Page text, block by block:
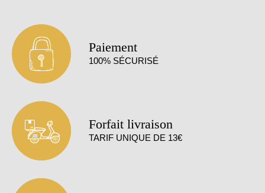
Paiement
100% SÉCURISÉ
Forfait livraison
TARIF UNIQUE DE 13€